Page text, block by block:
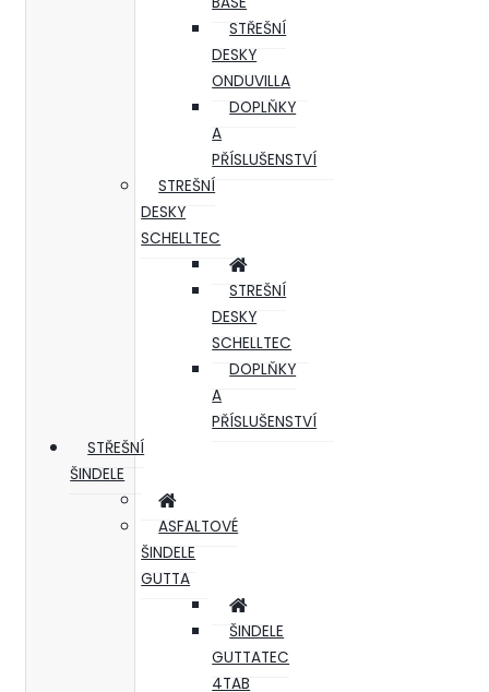
STŘEŠNÍ
DESKY
ONDUVILLA
DOPLŇKY
A
PŘÍSLUŠENSTVÍ
STREŠNÍ
DESKY
SCHELLTEC
STREŠNÍ
DESKY
SCHELLTEC
DOPLŇKY
A
PŘÍSLUŠENSTVÍ
STŘEŠNÍ
ŠINDELE
ASFALTOVÉ
ŠINDELE
GUTTA
ŠINDELE
GUTTATEC
4TAB